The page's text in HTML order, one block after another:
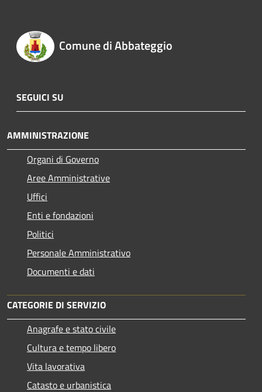
Comune di Abbateggio
SEGUICI SU
AMMINISTRAZIONE
Organi di Governo
Aree Amministrative
Uffici
Enti e fondazioni
Politici
Personale Amministrativo
Documenti e dati
CATEGORIE DI SERVIZIO
Anagrafe e stato civile
Cultura e tempo libero
Vita lavorativa
Catasto e urbanistica